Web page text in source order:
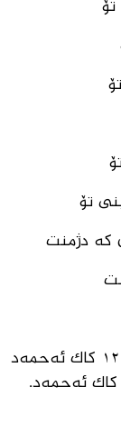
تۆ
کە دژمنت
سەرچاوە: کتێبی (ما و انقلاب) و نەواری ١٢٥ کاک ئەحمەد
کاک ئەحمەد.